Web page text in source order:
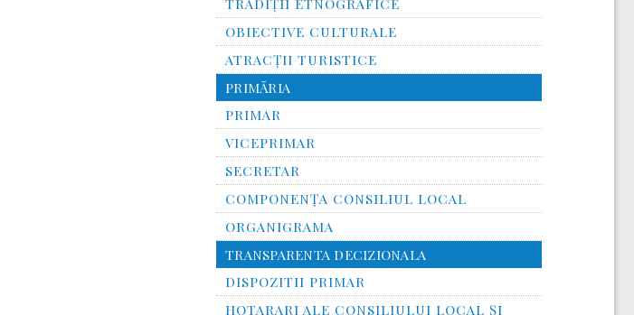
TRADIȚII ETNOGRAFICE
OBIECTIVE CULTURALE
ATRACȚII TURISTICE
PRIMĂRIA
PRIMAR
VICEPRIMAR
SECRETAR
COMPONENȚA CONSILIUL LOCAL
ORGANIGRAMA
TRANSPARENTA DECIZIONALA
DISPOZITII PRIMAR
HOTARARI ALE CONSILIULUI LOCAL ȘI